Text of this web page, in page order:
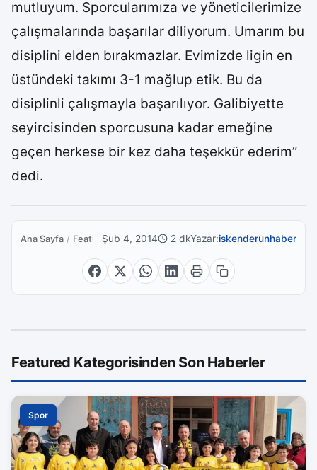
mutluyum. Sporcularımıza ve yöneticilerimize
çalışmalarında başarılar diliyorum. Umarım bu
disiplini elden bırakmazlar. Evimizde ligin en
üstündeki takımı 3-1 mağlup etik. Bu da
disiplinli çalışmayla başarılıyor. Galibiyette
seyircisinden sporcusuna kadar emeğine
geçen herkese bir kez daha teşekkür ederim”
dedi.
Ana Sayfa / FeaturedŞub 4, 2014 2 dkYazar:iskenderunhaber
Featured Kategorisinden Son Haberler
Spor